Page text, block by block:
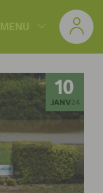
MENU
10
JANV24